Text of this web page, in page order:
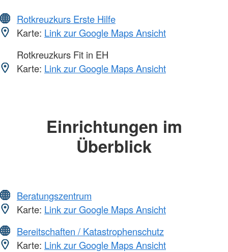
Rotkreuzkurs Erste Hilfe
Karte: Link zur Google Maps Ansicht
Rotkreuzkurs Fit in EH
Karte: Link zur Google Maps Ansicht
Einrichtungen im
Überblick
Beratungszentrum
Karte: Link zur Google Maps Ansicht
Bereitschaften / Katastrophenschutz
Karte: Link zur Google Maps Ansicht